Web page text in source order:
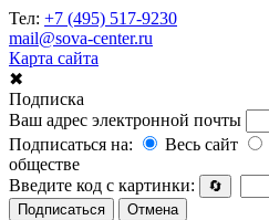
Тел: +7 (495) 517-9230
mail@sova-center.ru
Карта сайта
✖
Подписка
Ваш адрес электронной почты
Подписаться на:
Весь сайт
обществе
Введите код с картинки:
🔄
Подписаться
Отмена